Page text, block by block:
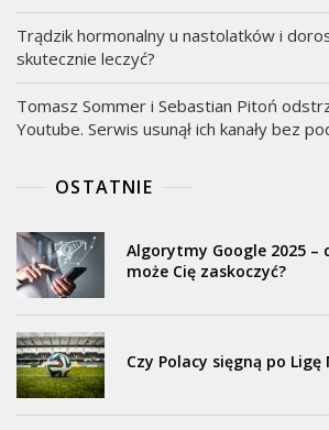
Trądzik hormonalny u nastolatków i
skutecznie leczyć?
Tomasz Sommer i Sebastian Pitoń
Youtube. Serwis usunął ich kanały bez
OSTATNIE
Algorytmy Google 2025 –
może Cię zaskoczyć?
Czy Polacy sięgną po